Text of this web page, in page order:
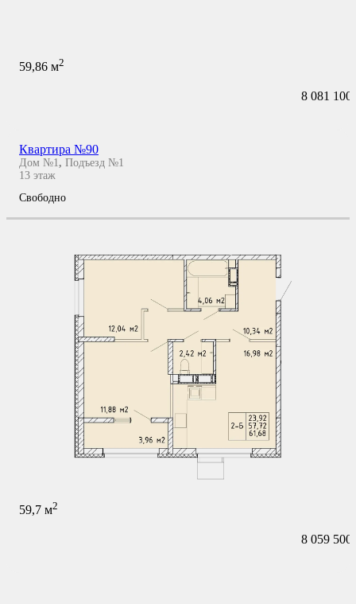
59,86 м2
8 081 100
Квартира №90
Дом №1, Подъезд №1
13 этаж
Свободно
59,7 м2
8 059 500